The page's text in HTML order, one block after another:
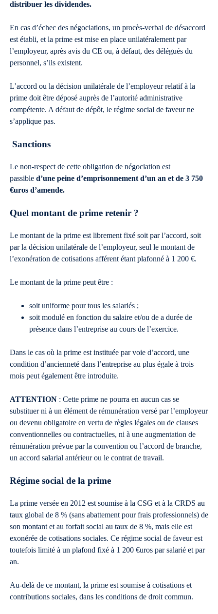
distribuer les dividendes.
En cas d’échec des négociations, un procès-verbal de désaccord
est établi, et la prime est mise en place unilatéralement par
l’employeur, après avis du CE ou, à défaut, des délégués du
personnel, s’ils existent.
L’accord ou la décision unilatérale de l’employeur relatif à la
prime doit être déposé auprès de l’autorité administrative
compétente. A défaut de dépôt, le régime social de faveur ne
s’applique pas.
Sanctions
Le non-respect de cette obligation de négociation est
passible d’une peine d’emprisonnement d’un an et de 3 750
€uros d’amende.
Quel montant de prime retenir ?
Le montant de la prime est librement fixé soit par l’accord, soit
par la décision unilatérale de l’employeur, seul le montant de
l’exonération de cotisations afférent étant plafonné à 1 200 €.
Le montant de la prime peut être :
soit uniforme pour tous les salariés ;
soit modulé en fonction du salaire et/ou de a durée de
présence dans l’entreprise au cours de l’exercice.
Dans le cas où la prime est instituée par voie d’accord, une
condition d’ancienneté dans l’entreprise au plus égale à trois
mois peut également être introduite.
ATTENTION : Cette prime ne pourra en aucun cas se
substituer ni à un élément de rémunération versé par l’employeur
ou devenu obligatoire en vertu de règles légales ou de clauses
conventionnelles ou contractuelles, ni à une augmentation de
rémunération prévue par la convention ou l’accord de branche,
un accord salarial antérieur ou le contrat de travail.
Régime social de la prime
La prime versée en 2012 est soumise à la CSG et à la CRDS au
taux global de 8 % (sans abattement pour frais professionnels) de
son montant et au forfait social au taux de 8 %, mais elle est
exonérée de cotisations sociales. Ce régime social de faveur est
toutefois limité à un plafond fixé à 1 200 €uros par salarié et par
an.
Au-delà de ce montant, la prime est soumise à cotisations et
contributions sociales, dans les conditions de droit commun.